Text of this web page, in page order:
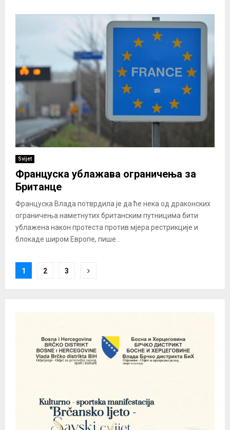
Svijet
Француска ублажава ограничења за
Британце
Француска Влада потврдила је да ће нека од драконских
ограничења наметнутих британским путницима бити
ублажена након протеста против мјера рестрикције и
блокаде широм Европе, пише...
Posts
1 2 3